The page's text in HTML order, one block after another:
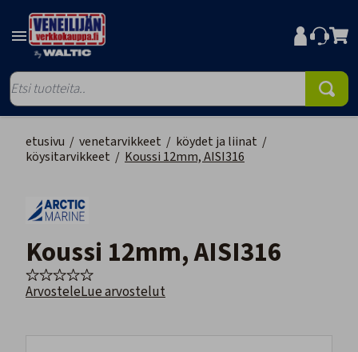
etusivu / venetarvikkeet / köydet ja liinat /
köysitarvikkeet / Koussi 12mm, AISI316
Koussi 12mm, AISI316
ArvosteleLue arvostelut